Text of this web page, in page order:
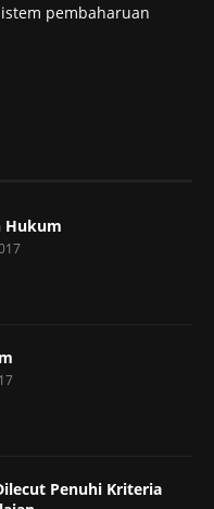
pembaharuan
Hukum
Penuhi Kriteria